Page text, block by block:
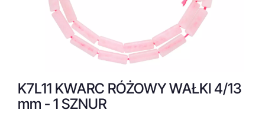
K7L11 KWARC RÓŻOWY WAŁKI 4/13
mm - 1 SZNUR